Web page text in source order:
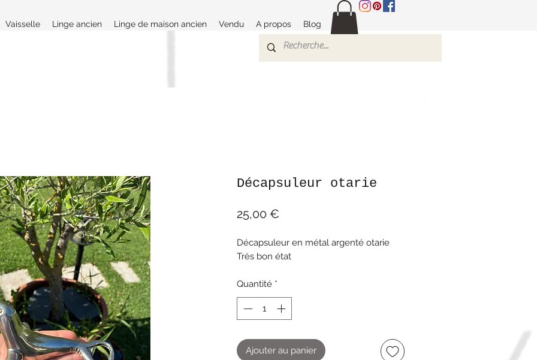
Vaisselle Linge ancien Linge de maison ancien Vendu A propos Blog
Décapsuleur otarie
25,00 €
Décapsuleur en métal argenté otarie
Très bon état
Quantité *
Ajouter au panier